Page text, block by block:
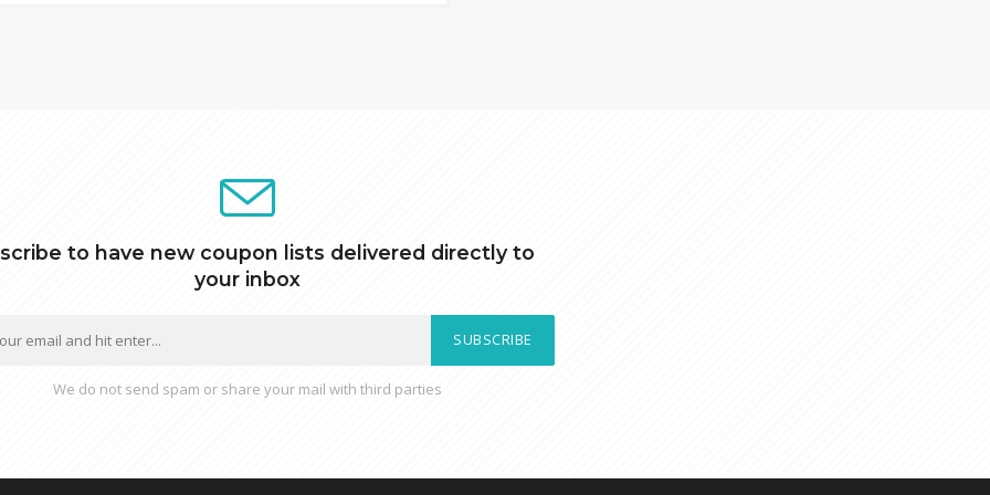
to have new coupon lists delivered directly to
your inbox
SUBSCRIBE
We do not send spam or share your mail with third parties